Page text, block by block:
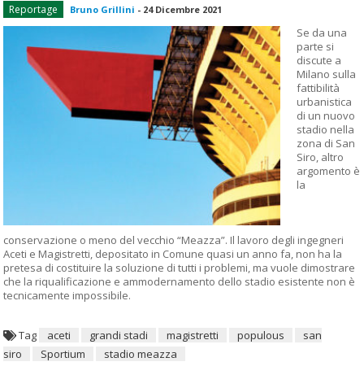
Reportage Bruno Grillini - 24 Dicembre 2021
Se da una
parte si
discute a
Milano sulla
fattibilità
urbanistica
di un nuovo
stadio nella
zona di San
Siro, altro
argomento è
la
conservazione o meno del vecchio “Meazza”. Il lavoro degli ingegneri
Aceti e Magistretti, depositato in Comune quasi un anno fa, non ha la
pretesa di costituire la soluzione di tutti i problemi, ma vuole dimostrare
che la riqualificazione e ammodernamento dello stadio esistente non è
tecnicamente impossibile.
Tag aceti grandi stadi magistretti populous
san
siro
Sportium stadio meazza